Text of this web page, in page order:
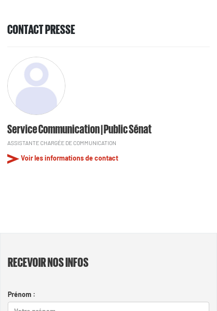
CONTACT PRESSE
Service Communication | Public Sénat
ASSISTANTE CHARGÉE DE COMMUNICATION
Voir les informations de contact
RECEVOIR NOS INFOS
Prénom :